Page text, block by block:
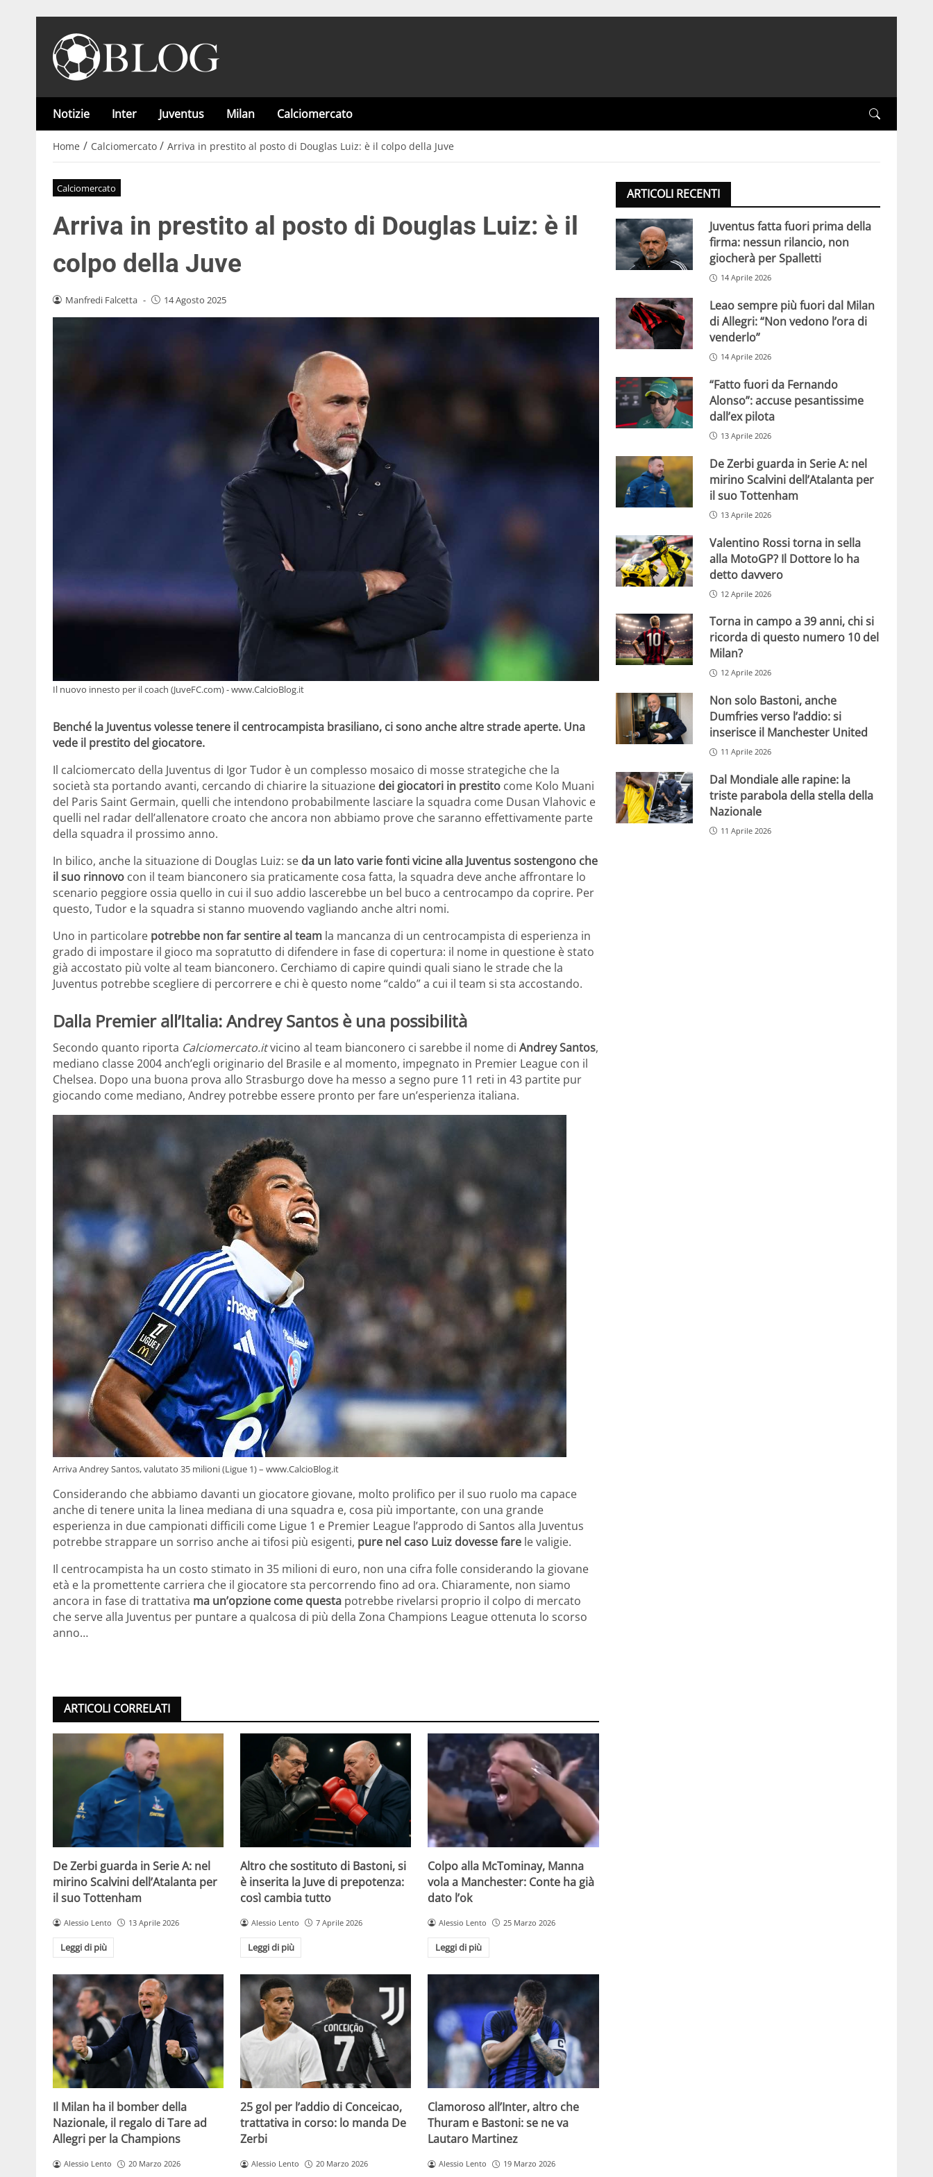
Notizie Inter Juventus Milan Calciomercato
Home / Calciomercato / Arriva in prestito al posto di Douglas Luiz: è il colpo della Juve
Calciomercato
Arriva in prestito al posto di Douglas Luiz: è il
colpo della Juve
Manfredi Falcetta - 14 Agosto 2025
Il nuovo innesto per il coach (JuveFC.com) - www.CalcioBlog.it
Benché la Juventus volesse tenere il centrocampista brasiliano, ci sono anche altre strade aperte. Una
vede il prestito del giocatore.
Il calciomercato della Juventus di Igor Tudor è un complesso mosaico di mosse strategiche che la
società sta portando avanti, cercando di chiarire la situazione dei giocatori in prestito come Kolo Muani
del Paris Saint Germain, quelli che intendono probabilmente lasciare la squadra come Dusan Vlahovic e
quelli nel radar dell’allenatore croato che ancora non abbiamo prove che saranno effettivamente parte
della squadra il prossimo anno.
In bilico, anche la situazione di Douglas Luiz: se da un lato varie fonti vicine alla Juventus sostengono che
il suo rinnovo con il team bianconero sia praticamente cosa fatta, la squadra deve anche affrontare lo
scenario peggiore ossia quello in cui il suo addio lascerebbe un bel buco a centrocampo da coprire. Per
questo, Tudor e la squadra si stanno muovendo vagliando anche altri nomi.
Uno in particolare potrebbe non far sentire al team la mancanza di un centrocampista di esperienza in
grado di impostare il gioco ma sopratutto di difendere in fase di copertura: il nome in questione è stato
già accostato più volte al team bianconero. Cerchiamo di capire quindi quali siano le strade che la
Juventus potrebbe scegliere di percorrere e chi è questo nome “caldo” a cui il team si sta accostando.
Dalla Premier all’Italia: Andrey Santos è una possibilità
Secondo quanto riporta Calciomercato.itvicino al team bianconero ci sarebbe il nome di Andrey Santos,
mediano classe 2004 anch’egli originario del Brasile e al momento, impegnato in Premier League con il
Chelsea. Dopo una buona prova allo Strasburgo dove ha messo a segno pure 11 reti in 43 partite pur
giocando come mediano, Andrey potrebbe essere pronto per fare un’esperienza italiana.
Arriva Andrey Santos, valutato 35 milioni (Ligue 1) – www.CalcioBlog.it
Considerando che abbiamo davanti un giocatore giovane, molto prolifico per il suo ruolo ma capace
anche di tenere unita la linea mediana di una squadra e, cosa più importante, con una grande
esperienza in due campionati difficili come Ligue 1 e Premier League l’approdo di Santos alla Juventus
potrebbe strappare un sorriso anche ai tifosi più esigenti, pure nel caso Luiz dovesse fare le valigie.
Il centrocampista ha un costo stimato in 35 milioni di euro, non una cifra folle considerando la giovane
età e la promettente carriera che il giocatore sta percorrendo fino ad ora. Chiaramente, non siamo
ancora in fase di trattativa ma un’opzione come questa potrebbe rivelarsi proprio il colpo di mercato
che serve alla Juventus per puntare a qualcosa di più della Zona Champions League ottenuta lo scorso
anno…
ARTICOLI CORRELATI
De Zerbi guarda in Serie A: nel
mirino Scalvini dell’Atalanta per
il suo Tottenham
Alessio Lento 13 Aprile 2026
Leggi di più
Altro che sostituto di Bastoni, si
è inserita la Juve di prepotenza:
così cambia tutto
Alessio Lento 7 Aprile 2026
Leggi di più
Colpo alla McTominay, Manna
vola a Manchester: Conte ha già
dato l’ok
Alessio Lento 25 Marzo 2026
Leggi di più
Il Milan ha il bomber della
Nazionale, il regalo di Tare ad
Allegri per la Champions
Alessio Lento 20 Marzo 2026
25 gol per l’addio di Conceicao,
trattativa in corso: lo manda De
Zerbi
Alessio Lento 20 Marzo 2026
Clamoroso all’Inter, altro che
Thuram e Bastoni: se ne va
Lautaro Martinez
Alessio Lento 19 Marzo 2026
ARTICOLI RECENTI
Juventus fatta fuori prima della
firma: nessun rilancio, non
giocherà per Spalletti
14 Aprile 2026
Leao sempre più fuori dal Milan
di Allegri: “Non vedono l’ora di
venderlo”
14 Aprile 2026
“Fatto fuori da Fernando
Alonso”: accuse pesantissime
dall’ex pilota
13 Aprile 2026
De Zerbi guarda in Serie A: nel
mirino Scalvini dell’Atalanta per
il suo Tottenham
13 Aprile 2026
Valentino Rossi torna in sella
alla MotoGP? Il Dottore lo ha
detto davvero
12 Aprile 2026
Torna in campo a 39 anni, chi si
ricorda di questo numero 10 del
Milan?
12 Aprile 2026
Non solo Bastoni, anche
Dumfries verso l’addio: si
inserisce il Manchester United
11 Aprile 2026
Dal Mondiale alle rapine: la
triste parabola della stella della
Nazionale
11 Aprile 2026